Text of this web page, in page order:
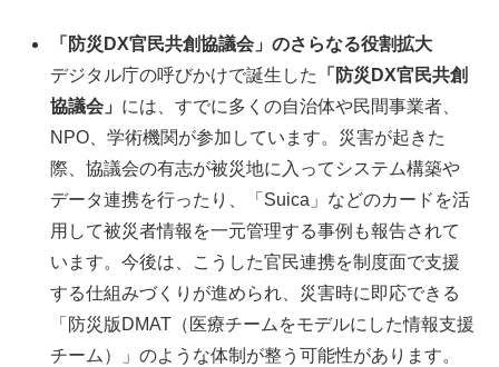
「防災DX官民共創協議会」のさらなる役割拡大
デジタル庁の呼びかけで誕生した
「防災DX官民共創
協議会」 には、すでに多くの自治体や民間事業者、
NPO、学術機関が参加しています。災害が起きた
際、協議会の有志が被災地に入ってシステム構築や
データ連携を行ったり、「Suica」などのカードを活
用して被災者情報を一元管理する事例も報告されて
います。今後は、こうした官民連携を制度面で支援
する仕組みづくりが進められ、災害時に即応できる
「防災版DMAT（医療チームをモデルにした情報支援
チーム）」のような体制が整う可能性があります。